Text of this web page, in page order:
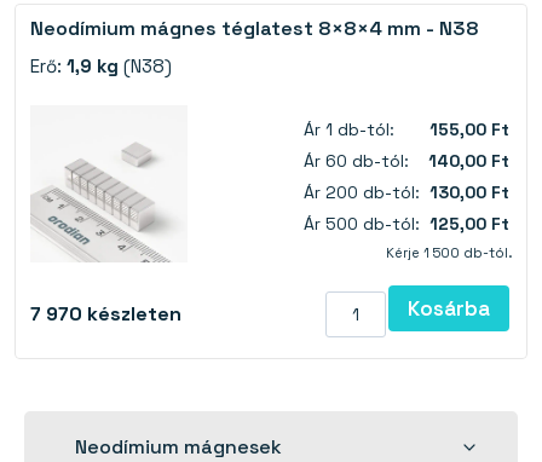
Neodímium mágnes téglatest 8×8×4 mm - N38
Erő: 1,9 kg (N38)
Ár 1 db-tól:
155,00 Ft
Ár 60 db-tól:
140,00 Ft
Ár 200 db-tól: 130,00 Ft
Ár 500 db-tól: 125,00 Ft
Kérje 1 500 db-tól.
7 970 készleten Kosárba
Neodímium mágnesek
Toggle